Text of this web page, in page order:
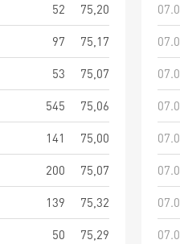
52
75,20
97
75,17
53
75,07
545
75,06
141
75,00
200
75,07
139
75,32
50
75,29